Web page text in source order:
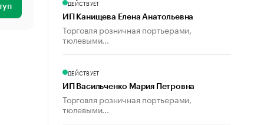
ДЕЙСТВУЕТ
ИП Канищева Елена Анатольевна
Торговля розничная портьерами,
тюлевыми...
ДЕЙСТВУЕТ
ИП Васильченко Мария Петровна
Торговля розничная портьерами,
тюлевыми...